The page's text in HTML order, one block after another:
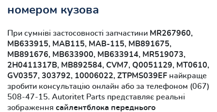
номером кузова
При сумніві застосовності запчастини MR267960,
MB633915, MAB115, MAB-115, MB891675,
MB891676, MB633900, MB633914, MR519073,
2H0411317B, MB892584, CVM7, Q0051129, MT0610,
GV0357, 303792, 10006022, ZTPMS039EF найкраще
зробити консультацію онлайн або за телефоном (067)
508-47-15. Autoritet Parts представляє реальні
зображення сайлентблока переднього